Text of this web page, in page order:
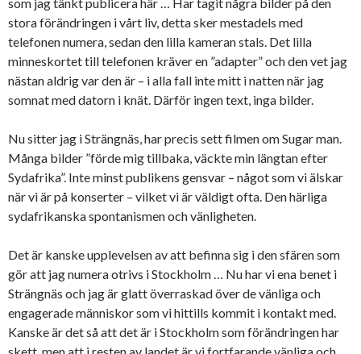
stora förändringen i vårt liv, detta sker mestadels med
telefonen numera, sedan den lilla kameran stals. Det lilla
minneskortet till telefonen kräver en ”adapter” och den vet jag
nästan aldrig var den är – i alla fall inte mitt i natten när jag
somnat med datorn i knät. Därför ingen text, inga bilder.
Nu sitter jag i Strängnäs, har precis sett filmen om Sugar man.
Många bilder ”förde mig tillbaka, väckte min längtan efter
Sydafrika”. Inte minst publikens gensvar – något som vi älskar
när vi är på konserter – vilket vi är väldigt ofta. Den härliga
sydafrikanska spontanismen och vänligheten.
Det är kanske upplevelsen av att befinna sig i den sfären som
gör att jag numera otrivs i Stockholm … Nu har vi ena benet i
Strängnäs och jag är glatt överraskad över de vänliga och
engagerade människor som vi hittills kommit i kontakt med.
Kanske är det så att det är i Stockholm som förändringen har